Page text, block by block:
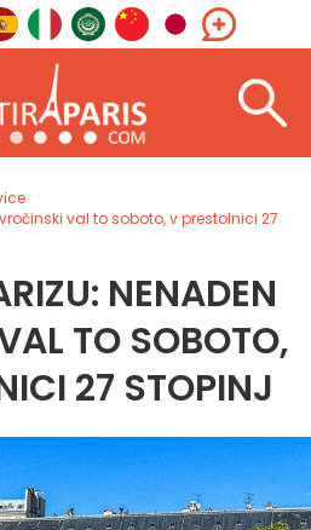
val to soboto, v prestolnici 27
NENADEN
TO SOBOTO,
27 STOPINJ